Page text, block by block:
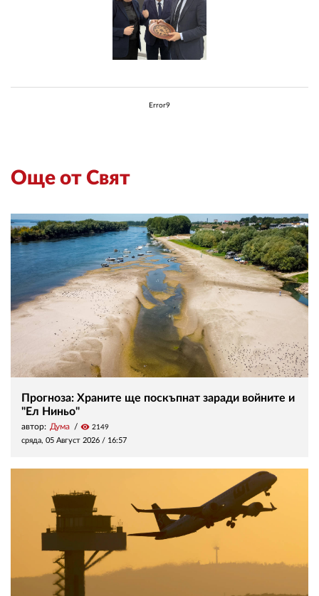
Error9
Още от Свят
Прогноза: Храните ще поскъпнат заради войните и
"Ел Ниньо"
автор: Дума visibility 2149
сряда, 05 Август 2026 / 16:57